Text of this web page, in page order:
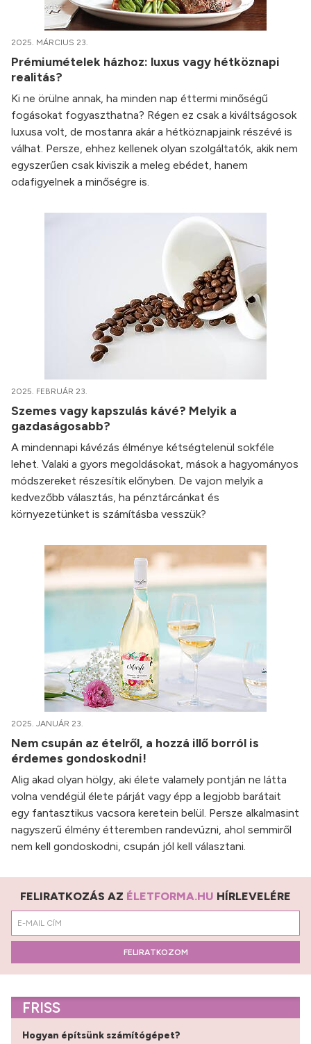
2025. MÁRCIUS 23.
Prémiumételek házhoz: luxus vagy hétköznapi
realitás?
Ki ne örülne annak, ha minden nap éttermi minőségű
fogásokat fogyaszthatna? Régen ez csak a kiváltságosok
luxusa volt, de mostanra akár a hétköznapjaink részévé is
válhat. Persze, ehhez kellenek olyan szolgáltatók, akik nem
egyszerűen csak kiviszik a meleg ebédet, hanem
odafigyelnek a minőségre is.
2025. FEBRUÁR 23.
Szemes vagy kapszulás kávé? Melyik a
gazdaságosabb?
A mindennapi kávézás élménye kétségtelenül sokféle
lehet. Valaki a gyors megoldásokat, mások a hagyományos
módszereket részesítik előnyben. De vajon melyik a
kedvezőbb választás, ha pénztárcánkat és
környezetünket is számításba vesszük?
2025. JANUÁR 23.
Nem csupán az ételről, a hozzá illő borról is
érdemes gondoskodni!
Alig akad olyan hölgy, aki élete valamely pontján ne látta
volna vendégül élete párját vagy épp a legjobb barátait
egy fantasztikus vacsora keretein belül. Persze alkalmasint
nagyszerű élmény étteremben randevúzni, ahol semmiről
nem kell gondoskodni, csupán jól kell választani.
FELIRATKOZÁS AZ ÉLETFORMA.HU HÍRLEVELÉRE
FELIRATKOZOM
FRISS
Hogyan építsünk számítógépet?